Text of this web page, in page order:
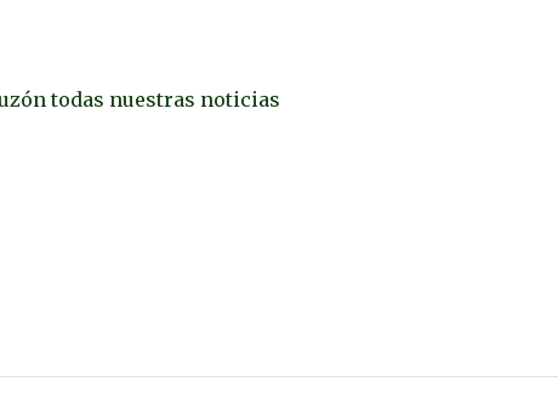
todas nuestras noticias